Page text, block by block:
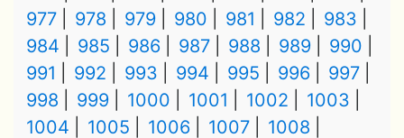
977
978 979 980 981 982
983
984
985 986 987 988 989
990
991
992 993 994 995 996
997
998
999 1000 1001 1002
1003
1004
1005 1006 1007
1008